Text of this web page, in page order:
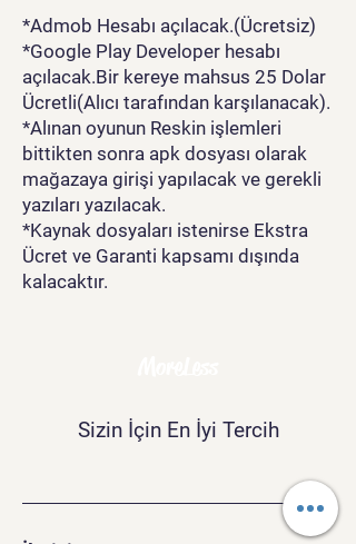
*Admob Hesabı açılacak.(Ücretsiz)
*Google Play Developer hesabı
açılacak.Bir kereye mahsus 25 Dolar
Ücretli(Alıcı tarafından karşılanacak).
*Alınan oyunun Reskin işlemleri
bittikten sonra apk dosyası olarak
mağazaya girişi yapılacak ve gerekli
yazıları yazılacak.
*Kaynak dosyaları istenirse Ekstra
Ücret ve Garanti kapsamı dışında
kalacaktır.
Sizin İçin En İyi Tercih